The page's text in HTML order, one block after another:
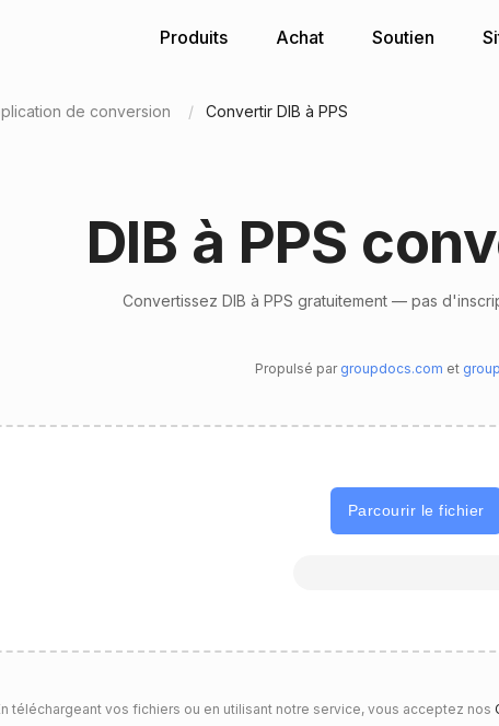
Produits Achat Soutien
de conversion Convertir DIB à PPS
DIB à PPS
Convertissez DIB à PPS gratuitement — pas
Propulsé par groupdocs.com et
Parcourir le fichier
téléchargeant vos fichiers ou en utilisant notre service, vous acceptez nos